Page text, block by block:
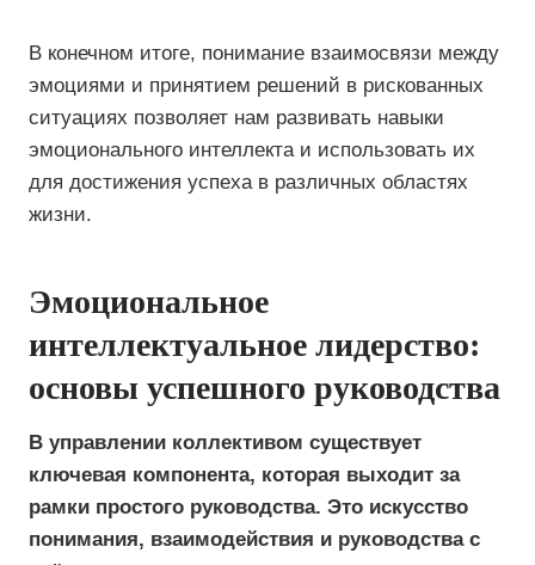
В конечном итоге, понимание взаимосвязи между
эмоциями и принятием решений в рискованных
ситуациях позволяет нам развивать навыки
эмоционального интеллекта и использовать их
для достижения успеха в различных областях
жизни.
Эмоциональное
интеллектуальное лидерство:
основы успешного руководства
В управлении коллективом существует
ключевая компонента, которая выходит за
рамки простого руководства. Это искусство
понимания, взаимодействия и руководства с